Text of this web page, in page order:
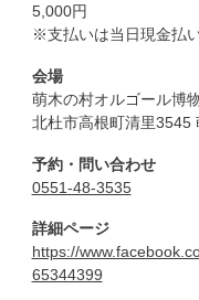
5,000円
※支払いは当日現金払
会場
萌木の村オルゴール博
北杜市高根町清里3545
予約・問い合わせ
0551-48-3535
詳細ページ
https://
65344399